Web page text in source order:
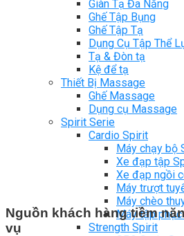
Giàn Tạ Đa Năng
Ghế Tập Bụng
Ghế Tập Tạ
Dụng Cụ Tập Thể
Tạ & Đòn tạ
Kệ để tạ
Thiết Bị Massage
Ghế Massage
Dụng cụ Massage
Spirit Serie
Cardio Spirit
Máy chạy bộ
Xe đạp tập
Xe đạp ngồi
Máy trượt
Máy chèo
Máy tập
Strength Spirit
Nguồn khách hàng tiềm
vụ